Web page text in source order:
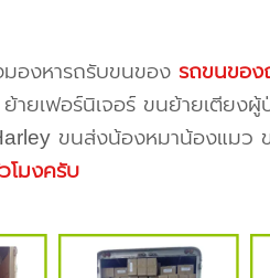
องหารถรับขนของ รถขนขอ
ยเฟอร์นิเจอร์ ขนย้ายเตียง
ขนส่งน้องหมาน้องแมว
โมงครับ